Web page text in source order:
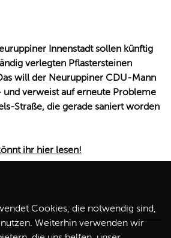
Innenstadt sollen künftig
verlegten Pflastersteinen
will der Neuruppiner CDU-Mann
und verweist auf erneute Probleme
Straße, die gerade saniert worden
ihr hier lesen!
Cookies, die notwendig sind,
Weiterhin verwenden wir